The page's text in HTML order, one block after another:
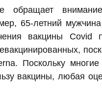
обращает
65-летний
вакцины Covid
Поскольку
вакцины, любая